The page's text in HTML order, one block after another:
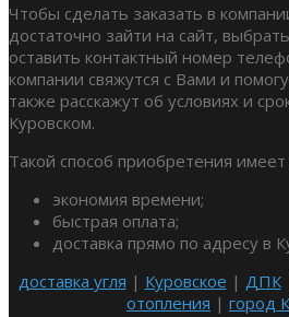
Чтобы сделать заказать в
достаточно зайти на сайт,
оставить контактный номер
компании свяжутся с Вами и
также расскажут об условиях и
Куровском.
Такой способ приобретения
экономия времени;
быстрая оплата;
доставка прямо по адресу в
доставка угля | Куровское | ДПК
отопления | город